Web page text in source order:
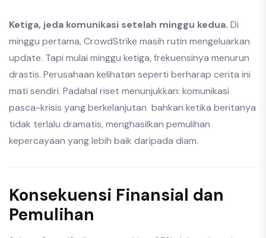
Ketiga, jeda komunikasi setelah minggu kedua. Di
minggu pertama, CrowdStrike masih rutin mengeluarkan
update. Tapi mulai minggu ketiga, frekuensinya menurun
drastis. Perusahaan kelihatan seperti berharap cerita ini
mati sendiri. Padahal riset menunjukkan: komunikasi
pasca-krisis yang berkelanjutan bahkan ketika beritanya
tidak terlalu dramatis, menghasilkan pemulihan
kepercayaan yang lebih baik daripada diam.
Konsekuensi Finansial dan
Pemulihan